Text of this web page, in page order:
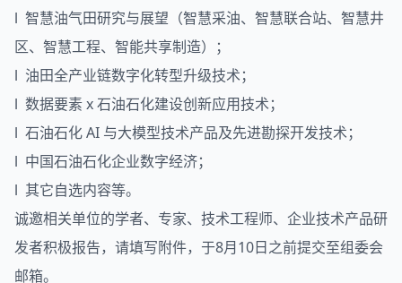
l 智慧油气田研究与展望（智慧采油、智慧联合站、智慧井
区、智慧工程、智能共享制造）；
l 油田全产业链数字化转型升级技术；
l 数据要素 x 石油石化建设创新应用技术；
l 石油石化 AI 与大模型技术产品及先进勘探开发技术；
l 中国石油石化企业数字经济；
l 其它自选内容等。
诚邀相关单位的学者、专家、技术工程师、企业技术产品研
发者积极报告，请填写附件，于8月10日之前提交至组委会
邮箱。